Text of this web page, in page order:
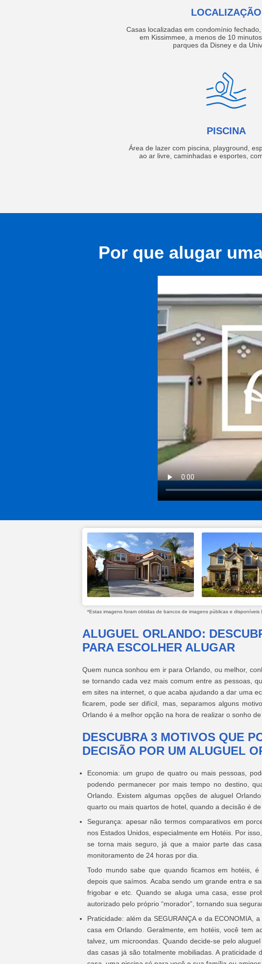
LOCALIZAÇÃO
Casas localizadas em condomínio
em Kissimmee, a menos de 10
parques da Disney e da
PISCINA
Área de lazer com piscina, playground,
ao ar livre, caminhadas e esportes,
Por que alugar
*Estas imagens foram obtidas de bancos de imagens públicas e disponíveis
ALUGUEL ORLANDO:
PARA ESCOLHER ALUGAR
Quem nunca sonhou em ir para Orlando, ou melhor,
se tornando cada vez mais comum entre as pessoas,
em sites na internet, o que acaba ajudando a dar uma
ficarem, pode ser difícil, mas, separamos alguns
Orlando é a melhor opção na hora de realizar o sonho
DESCUBRA 3 MOTIVOS QUE
DECISÃO POR UM ALUGUEL
Economia: um grupo de quatro ou mais pessoas,
podendo permanecer por mais tempo no destino,
Orlando. Existem algumas opções de aluguel
quarto ou mais quartos de hotel, quando a decisão é
Segurança: apesar não termos comparativos em
nos Estados Unidos, especialmente em Hotéis. Por
se torna mais seguro, já que a maior parte das
monitoramento de 24 horas por dia.
Todo mundo sabe que quando ficamos em hotéis,
depois que saímos. Acaba sendo um grande entra e
frigobar e etc. Quando se aluga uma casa, esse
autorizado pelo próprio “morador”, tornando sua
Praticidade: além da SEGURANÇA e da ECONOMIA,
casa em Orlando. Geralmente, em hotéis, você tem
talvez, um microondas. Quando decide-se pelo
das casas já são totalmente mobiliadas. A